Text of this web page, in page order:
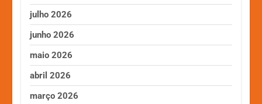
julho 2026
junho 2026
maio 2026
abril 2026
março 2026